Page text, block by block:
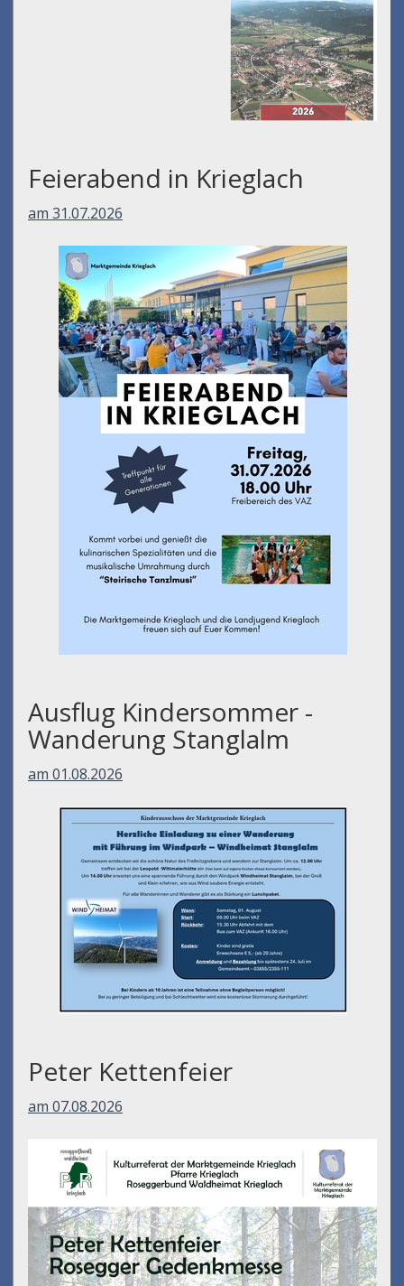
Feierabend in Krieglach
am 31.07.2026
Ausflug Kindersommer -
Wanderung Stanglalm
am 01.08.2026
Peter Kettenfeier
am 07.08.2026